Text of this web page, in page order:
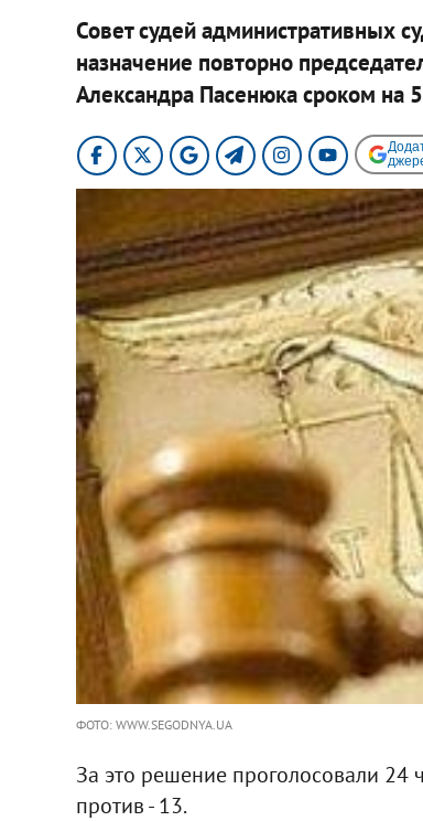
Совет судей административных
назначение повторно
Александра Пасенюка сроком на
ФОТО: WWW.SEGODNYA.UA
За это решение проголосовали 24
против - 13.